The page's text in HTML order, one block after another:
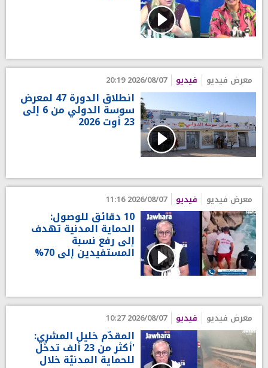
معرض فيديو فيديو 2026/08/07 20:19
انطلاق الدورة 47 لمعرض
سوسة الدولي من 6 إلى
23 أوت 2026
معرض فيديو فيديو 2026/08/07 11:16
10 دقائق للوصول:
الحماية المدنية تهدف
إلى رفع نسبة
المستفيدين إلى 70%
معرض فيديو فيديو 2026/08/07 10:27
المقدّم خليل المشري:
'أكثر من 23 ألف تدخّل
للحماية المدنيّة خلال